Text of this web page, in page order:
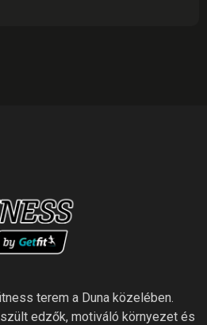
terem a Duna közelében.
edzők, motiváló környezet és